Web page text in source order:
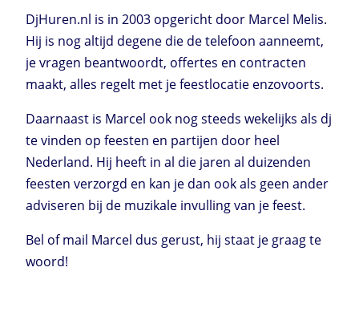
DjHuren.nl is in 2003 opgericht door Marcel Melis.
Hij is nog altijd degene die de telefoon aanneemt,
je vragen beantwoordt, offertes en contracten
maakt, alles regelt met je feestlocatie enzovoorts.
Daarnaast is Marcel ook nog steeds wekelijks als dj
te vinden op feesten en partijen door heel
Nederland. Hij heeft in al die jaren al duizenden
feesten verzorgd en kan je dan ook als geen ander
adviseren bij de muzikale invulling van je feest.
Bel of mail Marcel dus gerust, hij staat je graag te
woord!